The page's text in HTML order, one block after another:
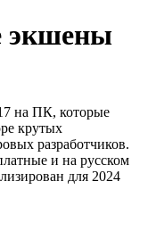
экшены
на ПК, которые
крутых
разработчиков.
и на русском
для 2024